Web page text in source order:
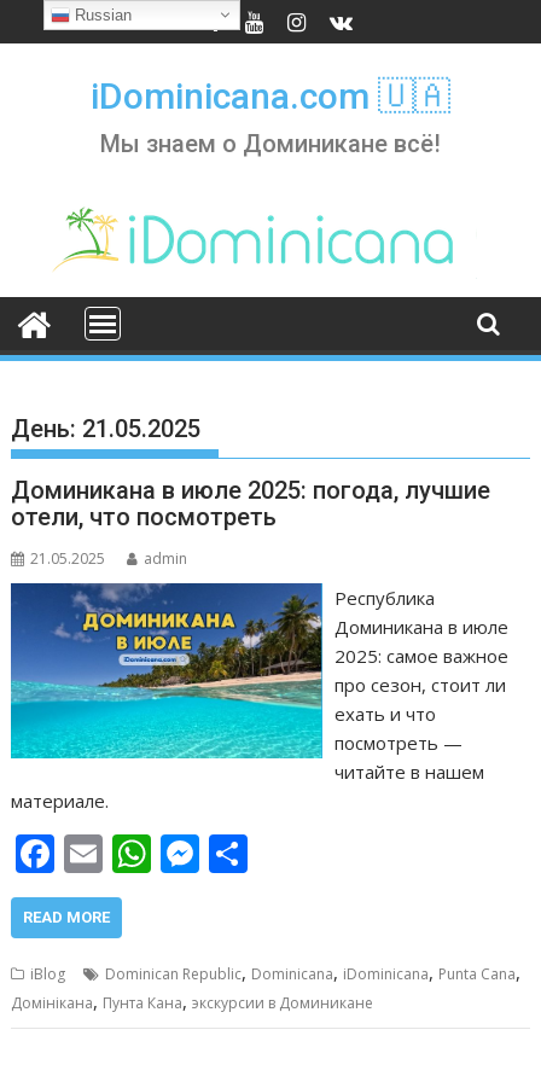
to
iDominicana.com 🇺🇦
Мы знаем о Доминикане всё!
День: 21.05.2025
Доминикана в июле 2025: погода, лучшие
отели, что посмотреть
21.05.2025 admin
Республика
Доминикана в июле
2025: самое важное
про сезон, стоит ли
ехать и что
посмотреть —
читайте в нашем
материале.
F
ac
e
b
o
o
E
m
ai
l
W
s
A
p
M
e
n
g
р
а
в
READ MORE
iBlog Dominican Republic, Dominicana, iDominicana, Punta Cana,
Домінікана, Пунта Кана,экскурсии в Доминикане
Russian